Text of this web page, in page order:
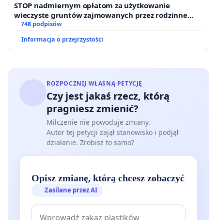
STOP nadmiernym opłatom za użytkowanie
wieczyste gruntów zajmowanych przez rodzinne
ogrody działkowe.
748 podpisów
Informacja o przejrzystości
ROZPOCZNIJ WŁASNĄ PETYCJĘ
Czy jest jakaś rzecz, którą
pragniesz zmienić?
Milczenie nie powoduje zmiany.
Autor tej petycji zajął stanowisko i podjął
działanie. Zrobisz to samo?
Opisz zmianę, którą chcesz zobaczyć
Zasilane przez AI